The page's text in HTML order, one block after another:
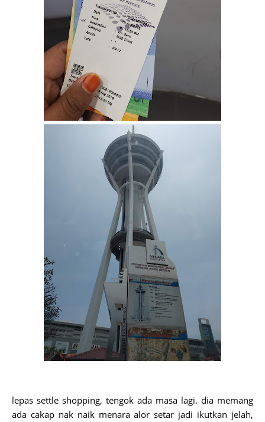
lepas settle shopping, tengok ada masa lagi. dia memang
ada cakap nak naik menara alor setar jadi ikutkan jelah,